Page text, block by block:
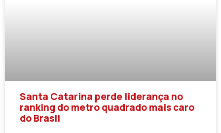
Santa Catarina perde liderança no
ranking do metro quadrado mais caro
do Brasil